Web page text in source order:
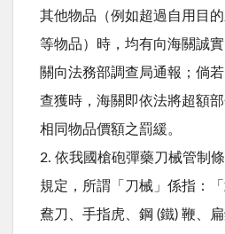
其他物品（例如超過自用目
等物品）時，均有向海關誠
關向法務部調查局通報；倘
查獲時，海關即依法將超額
相同物品價額之罰緩。
2. 依我國槍砲彈藥刀械管制
規定，所謂「刀械」係指：
鴦刀、手指虎、鋼 (鐵) 鞭、